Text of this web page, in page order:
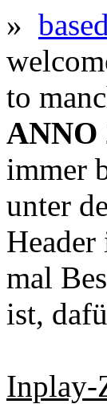
»
to
ANNO
immer
unter
mal
ist,
Inplay-